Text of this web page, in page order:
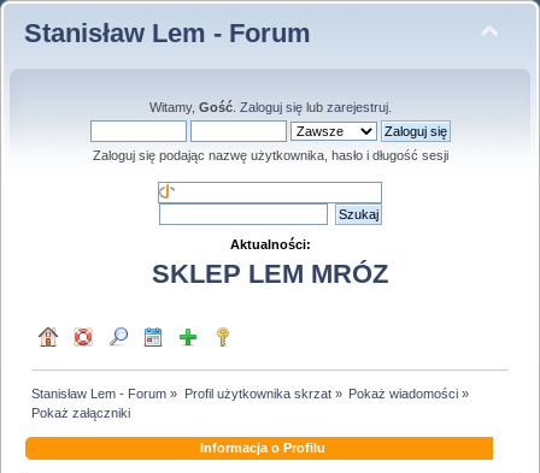
Stanisław Lem - Forum
Witamy, Gość. Zaloguj sięlub zarejestruj.
Zaloguj się podając nazwę użytkownika, hasło i długość sesji
Aktualności:
SKLEP LEM MRÓZ
Stanisław Lem - Forum » Profil użytkownika skrzat» Pokaż wiadomości»
Pokaż załączniki
Informacja o Profilu